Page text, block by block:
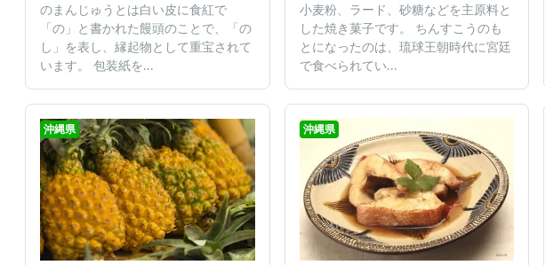
のまんじゅうとは白い皮に食紅で
「の」と書かれた饅頭のことで、「の
し」を表し、縁起物として重宝されて
います。 包装紙を...
小麦粉、ラード、砂糖などを主原料と
した焼き菓子です。 ちんすこうのも
とになったのは、琉球王朝時代に宮廷
で食べられてい...
沖縄県 沖縄県